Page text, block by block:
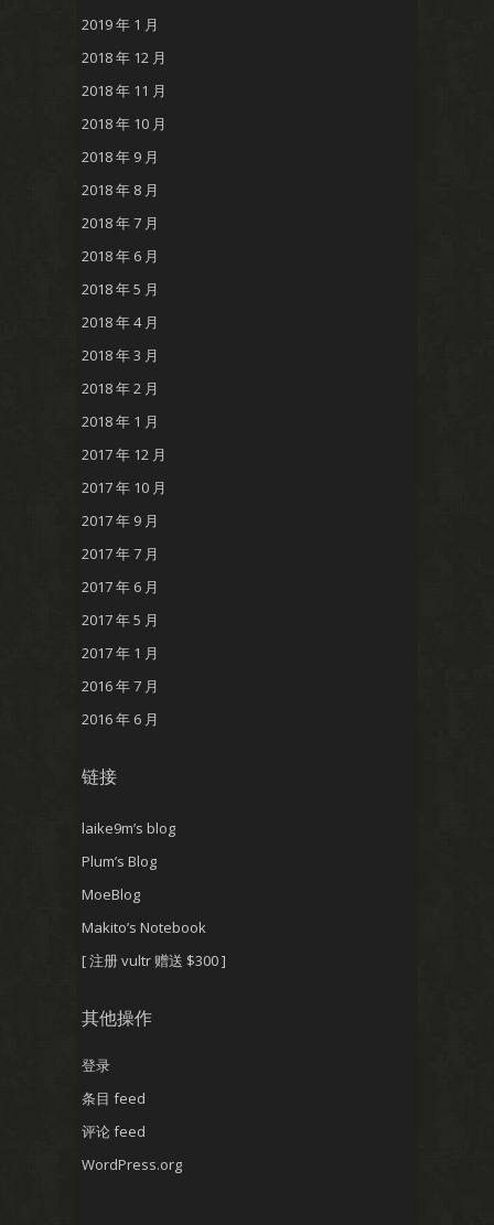
2019 年 1 月
2018 年 12 月
2018 年 11 月
2018 年 10 月
2018 年 9 月
2018 年 8 月
2018 年 7 月
2018 年 6 月
2018 年 5 月
2018 年 4 月
2018 年 3 月
2018 年 2 月
2018 年 1 月
2017 年 12 月
2017 年 10 月
2017 年 9 月
2017 年 7 月
2017 年 6 月
2017 年 5 月
2017 年 1 月
2016 年 7 月
2016 年 6 月
链接
laike9m’s blog
Plum’s Blog
MoeBlog
Makito’s Notebook
[ 注册 vultr 赠送 $300 ]
其他操作
登录
条目 feed
评论 feed
WordPress.org